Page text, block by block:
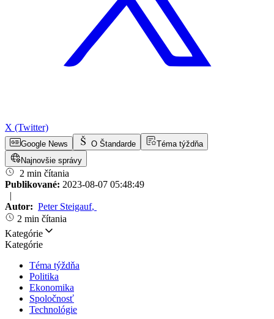
X (Twitter)
Google News O Štandarde
Téma týždňa
Najnovšie správy
2 min čítania
Publikované: 2023-08-07 05:48:49
|
Autor: Peter Steigauf,
2 min čítania
Kategórie
Kategórie
Téma týždňa
Politika
Ekonomika
Spoločnosť
Technológie